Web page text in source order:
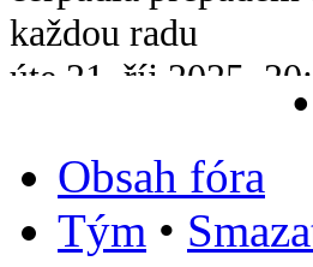
každou radu
úte 21. říj 2025,
Dobrý večer
xsara picasso 2.0
chytne na drc
paliva jsem měřil
Obsah fóra
Tým •